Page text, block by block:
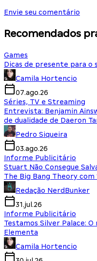
Envie seu comentário
Recomendados
Games
Dicas de presente para o
Camila Hortencio
07.ago.26
Séries, TV e Streaming
Entrevista: Benjamin
de dualidade de Daeron
Pedro Siqueira
03.ago.26
Informe Publicitário
Stuart Não Consegue
The Big Bang Theory com
Redação NerdBunker
31.jul.26
Informe Publicitário
Testamos Silver Palace:
Elementa
Camila Hortencio